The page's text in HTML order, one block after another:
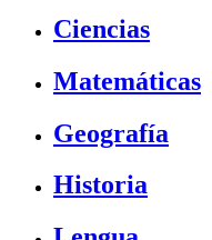
Ciencias
Matemáticas
Geografía
Historia